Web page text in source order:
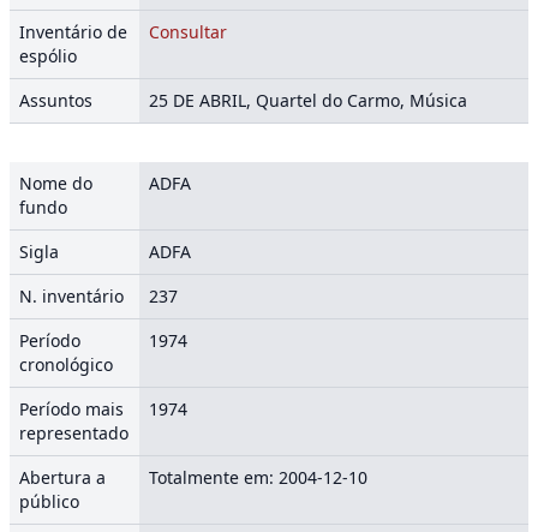
Inventário de
espólio
Consultar
Assuntos 25 DE ABRIL, Quartel do Carmo, Música
Nome do
fundo
ADFA
Sigla
ADFA
N. inventário
237
Período
cronológico
1974
Período mais
representado
1974
Abertura a
público
Totalmente em: 2004-12-10